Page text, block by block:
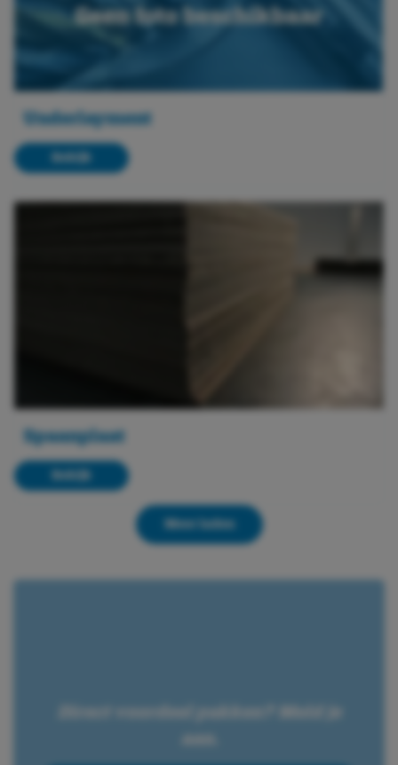
Underlayment
Spaanplaat